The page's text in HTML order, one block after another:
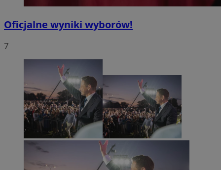
Oficjalne wyniki wyborów!
7